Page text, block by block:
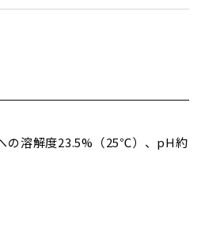
の溶解度23.5%（25℃）、pH約